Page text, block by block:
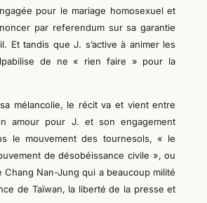
pour le mariage homosexuel et
par referendum sur sa garantie
Et tandis que J. s’active à animer les
de ne « rien faire » pour la
sa mélancolie, le récit va et vient entre
amour pour J. et son engagement
le mouvement des tournesols, « le
de désobéissance civile », ou
Chang Nan-Jung qui a beaucoup milité
de Taïwan, la liberté de la presse et